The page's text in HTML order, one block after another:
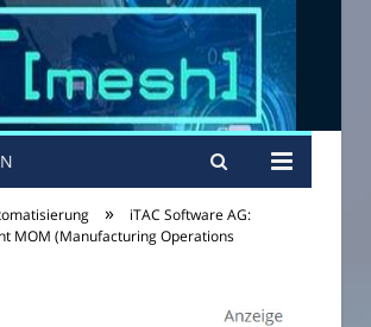
»
iTAC Software AG:
MOM (Manufacturing Operations